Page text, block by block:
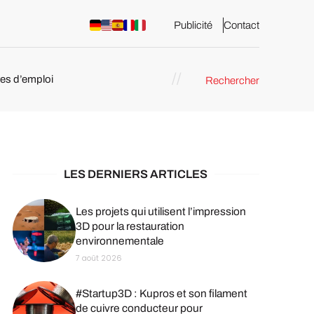
Publicité Contact
d’emploi Rechercher
LES DERNIERS ARTICLES
Les projets qui utilisent l’impression
3D pour la restauration
environnementale
7 août 2026
#Startup3D : Kupros et son filament
de cuivre conducteur pour